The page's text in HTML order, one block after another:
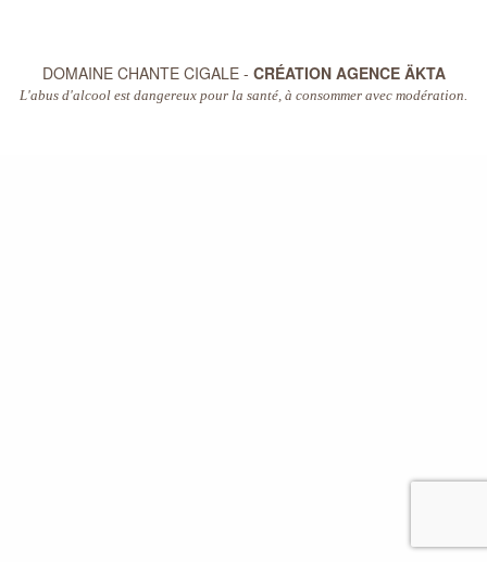
DOMAINE CHANTE CIGALE - CRÉATION AGENCE ÄKTA
L'abus d'alcool est dangereux pour la santé, à consommer avec modération.